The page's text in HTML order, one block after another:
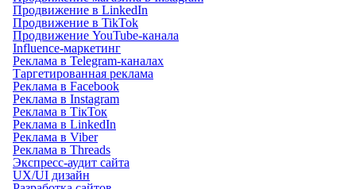
Продвижение в LinkedIn
Продвижение в TikTok
Продвижение YouTube-канала
Influence-маркетинг
Реклама в Telegram-каналах
Таргетированная реклама
Реклама в Facebook
Реклама в Instagram
Реклама в ТікТок
Реклама в LinkedIn
Реклама в Viber
Реклама в Threads
Экспресс-аудит сайта
UX/UI дизайн